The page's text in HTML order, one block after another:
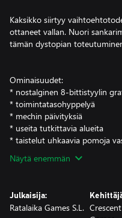
Kaksikko siirtyy
ottaneet vallan. Nuori
tämän dystopian
Ominaisuudet:
* nostalginen 8-bittistyylin
* toimintatasohyppelyä
* mechin päivityksiä
* useita tutkittavia alueita
* taistelut uhkaavia pomoja
Näytä enemmän
Julkaisija:
Ratalaika Games S.L.